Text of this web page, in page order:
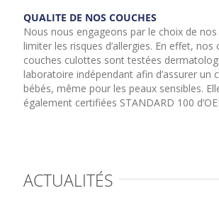
QUALITE DE NOS COUCHES
Nous nous engageons par le choix de
limiter les risques d’allergies. En effet, nos
couches culottes sont testées
laboratoire indépendant afin d’assurer un
bébés, même pour les peaux sensibles.
également certifiées STANDARD 100
ACTUALITÉS